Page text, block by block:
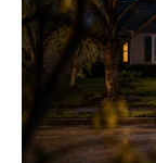
These
Insurance